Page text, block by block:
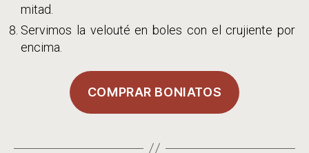
mitad.
Servimos la velouté en boles con el crujiente por
encima.
COMPRAR BONIATOS